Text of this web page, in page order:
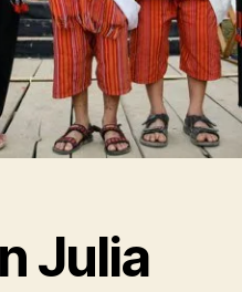
Julia